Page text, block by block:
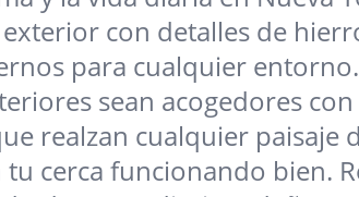
con detalles de
para cualquier entorno.
sean acogedores
realzan cualquier paisaje
tu cerca funcionando bien.